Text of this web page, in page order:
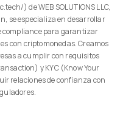
se especializa en desarrollar
compliance para garantizar
con criptomonedas. Creamos
a cumplir con requisitos
y KYC (Know Your
relaciones de confianza con